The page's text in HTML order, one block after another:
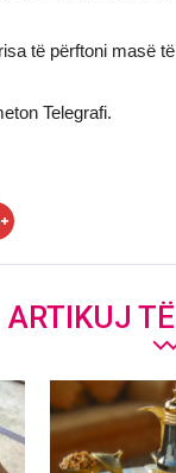
të përftoni masë
Telegrafi.
ARTIKUJ